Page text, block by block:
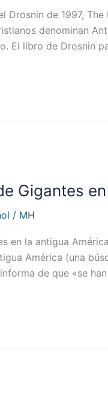
Drosnin de 1997,
denominan
El libro de Drosnin
Gigantes
/ MH
en la antigua
América (una
de que «se han